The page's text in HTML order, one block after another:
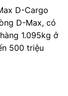
D-Cargo
D-Max, có
1.095kg ở
500 triệu